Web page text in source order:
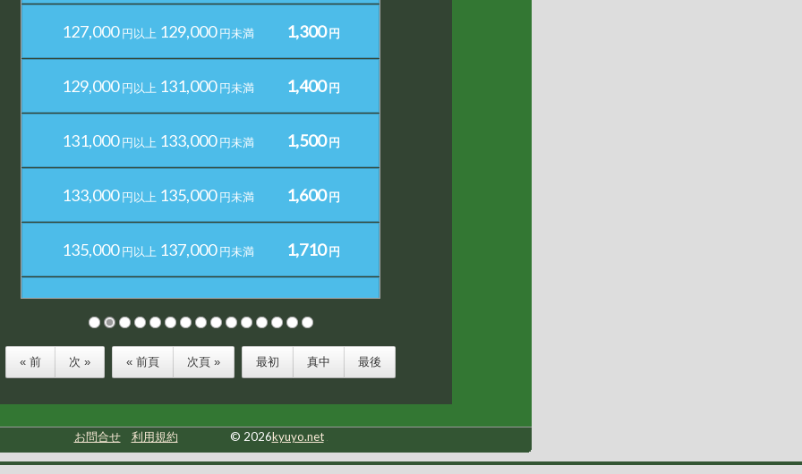
127,000円以上 129,000円未満 1,300円
129,000円以上 131,000円未満 1,400円
131,000円以上 133,000円未満 1,500円
133,000円以上 135,000円未満 1,600円
135,000円以上 137,000円未満 1,710円
137,000 139,000 1,810
139,000 円以上141,000円未満 1,910円
143,000円以上145,000円未満 2,110円
15
« 前 次 » « 前頁 次頁 » 最初 真中 最後
お問合せ 利用規約 © 2026kyuyo.net